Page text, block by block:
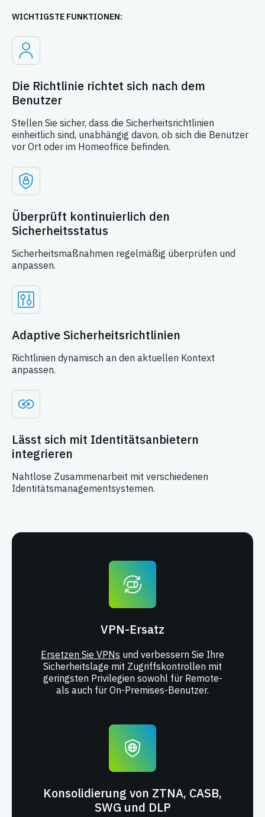
WICHTIGSTE FUNKTIONEN:
Die Richtlinie richtet sich nach dem
Benutzer
Stellen Sie sicher, dass die Sicherheitsrichtlinien
einheitlich sind, unabhängig davon, ob sich die Benutzer
vor Ort oder im Homeoffice befinden.
Überprüft kontinuierlich den
Sicherheitsstatus
Sicherheitsmaßnahmen regelmäßig überprüfen und
anpassen.
Adaptive Sicherheitsrichtlinien
Richtlinien dynamisch an den aktuellen Kontext
anpassen.
Lässt sich mit Identitätsanbietern
integrieren
Nahtlose Zusammenarbeit mit verschiedenen
Identitätsmanagementsystemen.
VPN-Ersatz
Ersetzen Sie VPNs und verbessern Sie Ihre
Sicherheitslage mit Zugriffskontrollen mit
geringsten Privilegien sowohl für Remote-
als auch für On-Premises-Benutzer.
Konsolidierung von ZTNA, CASB,
SWG und DLP